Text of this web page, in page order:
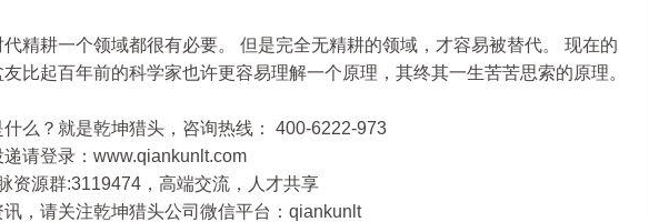
耕一个领域都很有必要。 但是完全无精耕的领域，才容易被替代。 现在的
比起百年前的科学家也许更容易理解一个原理，其终其一生苦苦思索的原理。
什么？就是乾坤猎头，咨询热线： 400-6222-973
请登录：www.qiankunlt.com
资源群:3119474，高端交流，人才共享
讯，请关注乾坤猎头公司微信平台：qiankunlt